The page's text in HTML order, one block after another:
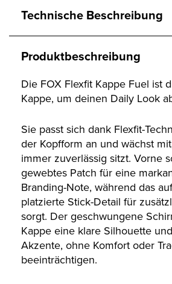
Technische Beschreibung
Produktbeschreibung
Die FOX Flexfit Kappe Fuel ist
Kappe, um deinen Daily Look
Sie passt sich dank Flexfit-
der Kopfform an und wächst
immer zuverlässig sitzt. Vorne
gewebtes Patch für eine
Branding-Note, während das
platzierte Stick-Detail für
sorgt. Der geschwungene
Kappe eine klare Silhouette
Akzente, ohne Komfort oder
beeinträchtigen.